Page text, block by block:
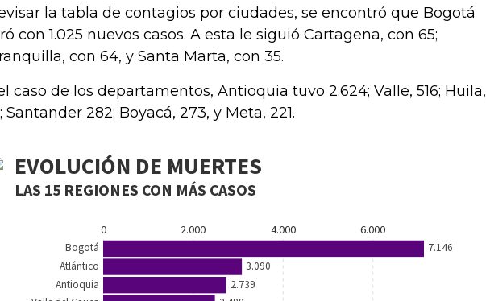
la tabla de contagios por ciudades, se encontró que Bogotá
con 1.025 nuevos casos. A esta le siguió Cartagena, con 65;
con 64, y Santa Marta, con 35.
caso de los departamentos, Antioquia tuvo 2.624; Valle, 516; Huila,
Santander 282; Boyacá, 273, y Meta, 221.